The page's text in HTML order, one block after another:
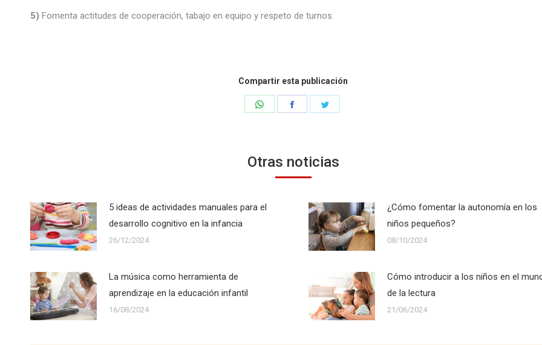
5) Fomenta actitudes de cooperación, tabajo en equipo y respeto de turnos.
Compartir esta publicación
Share
Share
Otras noticias
5 ideas de actividades manuales para el
desarrollo cognitivo en la infancia
26/12/2024
¿Cómo fomentar la autonomía en los
niños pequeños?
08/10/2024
La música como herramienta de
aprendizaje en la educación infantil
16/08/2024
Cómo introducir a los niños en el
de la lectura
21/06/2024